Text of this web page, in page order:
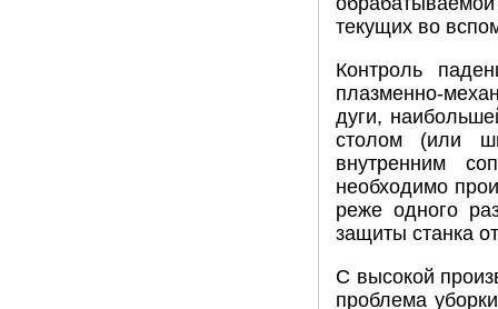
текущих во
Контроль
плазменно-
дуги,
столом (или
внутренним
необходимо
реже одного
защиты станка
С высокой
проблема